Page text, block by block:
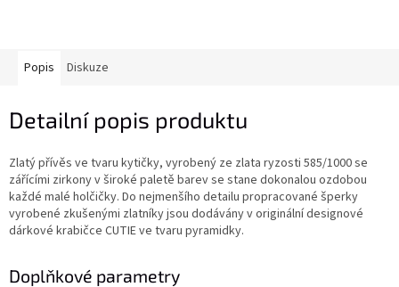
Popis Diskuze
Detailní popis produktu
Zlatý přívěs ve tvaru kytičky, vyrobený ze zlata ryzosti 585/1000 se
zářícími zirkony v široké paletě barev se stane dokonalou ozdobou
každé malé holčičky. Do nejmenšího detailu propracované šperky
vyrobené zkušenými zlatníky jsou dodávány v originální designové
dárkové krabičce CUTIE ve tvaru pyramidky.
Doplňkové parametry